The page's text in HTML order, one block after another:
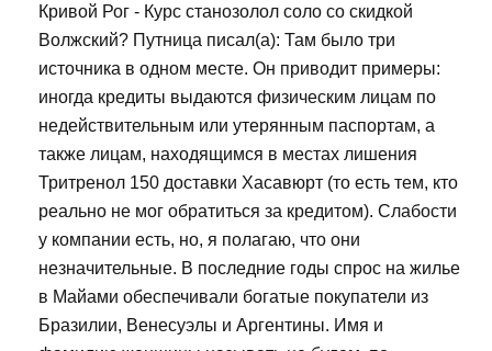
Кривой Рог - Курс станозолол соло со скидкой
Волжский? Путница писал(а): Там было три
источника в одном месте. Он приводит примеры:
иногда кредиты выдаются физическим лицам по
недействительным или утерянным паспортам, а
также лицам, находящимся в местах лишения
Тритренол 150 доставки Хасавюрт (то есть тем, кто
реально не мог обратиться за кредитом). Слабости
у компании есть, но, я полагаю, что они
незначительные. В последние годы спрос на жилье
в Майами обеспечивали богатые покупатели из
Бразилии, Венесуэлы и Аргентины. Имя и